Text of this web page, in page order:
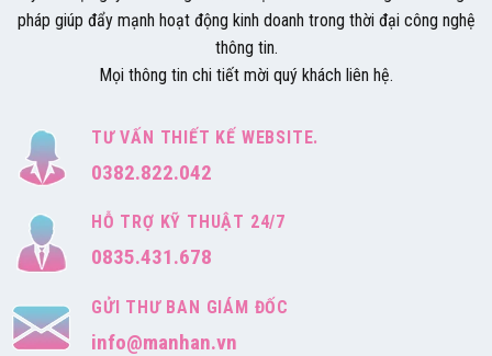
pháp giúp đẩy mạnh hoạt động kinh doanh trong thời đại công nghệ
thông tin.
Mọi thông tin chi tiết mời quý khách liên hệ.
TƯ VẤN THIẾT KẾ WEBSITE.
0382.822.042
HỖ TRỢ KỸ THUẬT 24/7
0835.431.678
GỬI THƯ BAN GIÁM ĐỐC
info@manhan.vn